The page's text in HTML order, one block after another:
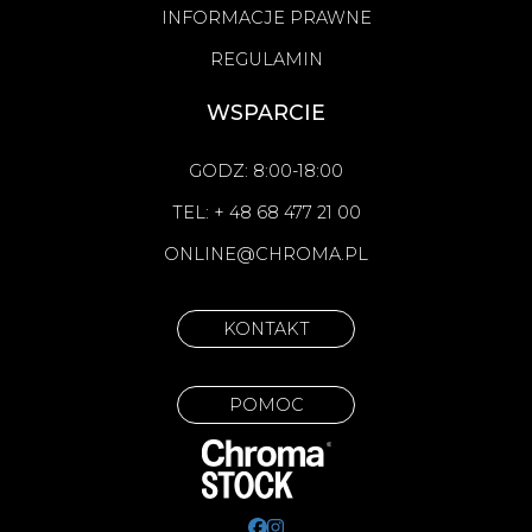
INFORMACJE PRAWNE
REGULAMIN
WSPARCIE
GODZ: 8:00-18:00
TEL: + 48 68 477 21 00
ONLINE@CHROMA.PL
KONTAKT
POMOC